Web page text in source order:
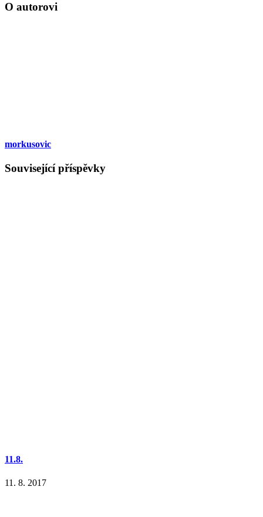
O autorovi
morkusovic
Související příspěvky
11.8.
11. 8. 2017